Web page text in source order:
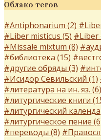
Облако тегов
#Antiphonarium (2)
#Liber misticus (5) #Liber
#Missale mixtum (8)
#библиотека (15)
#другие обряды (3)
#Исидор Севильский (1)
#литература на ин. яз. (6)
#литургические книги
#литургический
#литургическое пение
#переводы (8)